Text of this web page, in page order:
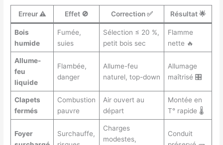
Erreur ⚠️ Effet 🚫 Correction ✅ Résultat 🌟
Bois
humide
Fumée,
suies
Sélection ≤ 20 %,
petit bois sec
Flamme
nette 🔥
Allume-
feu
liquide
Flambée,
danger
Allume-feu
naturel, top-down
Allumage
maîtrisé 🎛️
Clapets
fermés
Combustion
pauvre
Air ouvert au
départ
Montée en
T° rapide 🌡️
Foyer
Surchauffe,
Charges
modestes,
Conduit